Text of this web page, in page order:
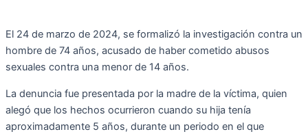
El 24 de marzo de 2024, se formalizó la investigación contra un
hombre de 74 años, acusado de haber cometido abusos
sexuales contra una menor de 14 años.
La denuncia fue presentada por la madre de la víctima, quien
alegó que los hechos ocurrieron cuando su hija tenía
aproximadamente 5 años, durante un periodo en el que